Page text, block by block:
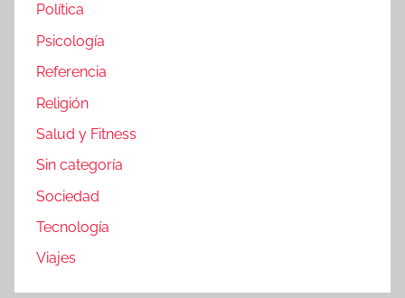
Política
Psicología
Referencia
Religión
Salud y Fitness
Sin categoría
Sociedad
Tecnología
Viajes